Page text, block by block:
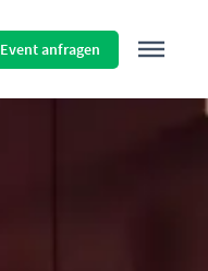
Event anfragen